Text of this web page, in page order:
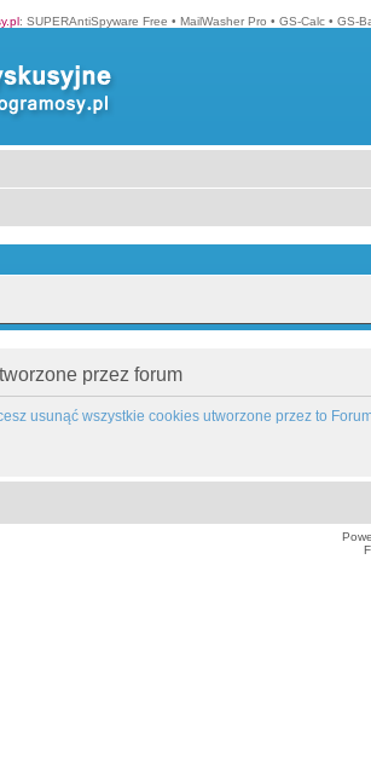
: SUPERAntiSpyware Free • MailWasher Pro • GS-Calc • GS-
przez forum
usunąć wszystkie cookies utworzone przez to